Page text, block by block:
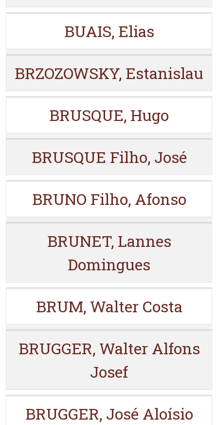
BUAIS, Elias
BRZOZOWSKY, Estanislau
BRUSQUE, Hugo
BRUSQUE Filho, José
BRUNO Filho, Afonso
BRUNET, Lannes
Domingues
BRUM, Walter Costa
BRUGGER, Walter Alfons
Josef
BRUGGER, José Aloísio